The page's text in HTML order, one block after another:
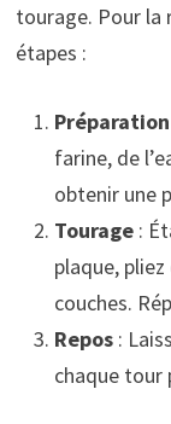
tourage. Pour la
étapes :
farine, de
obtenir une
Tourage:
plaque,
couches.
Repos:
chaque tour